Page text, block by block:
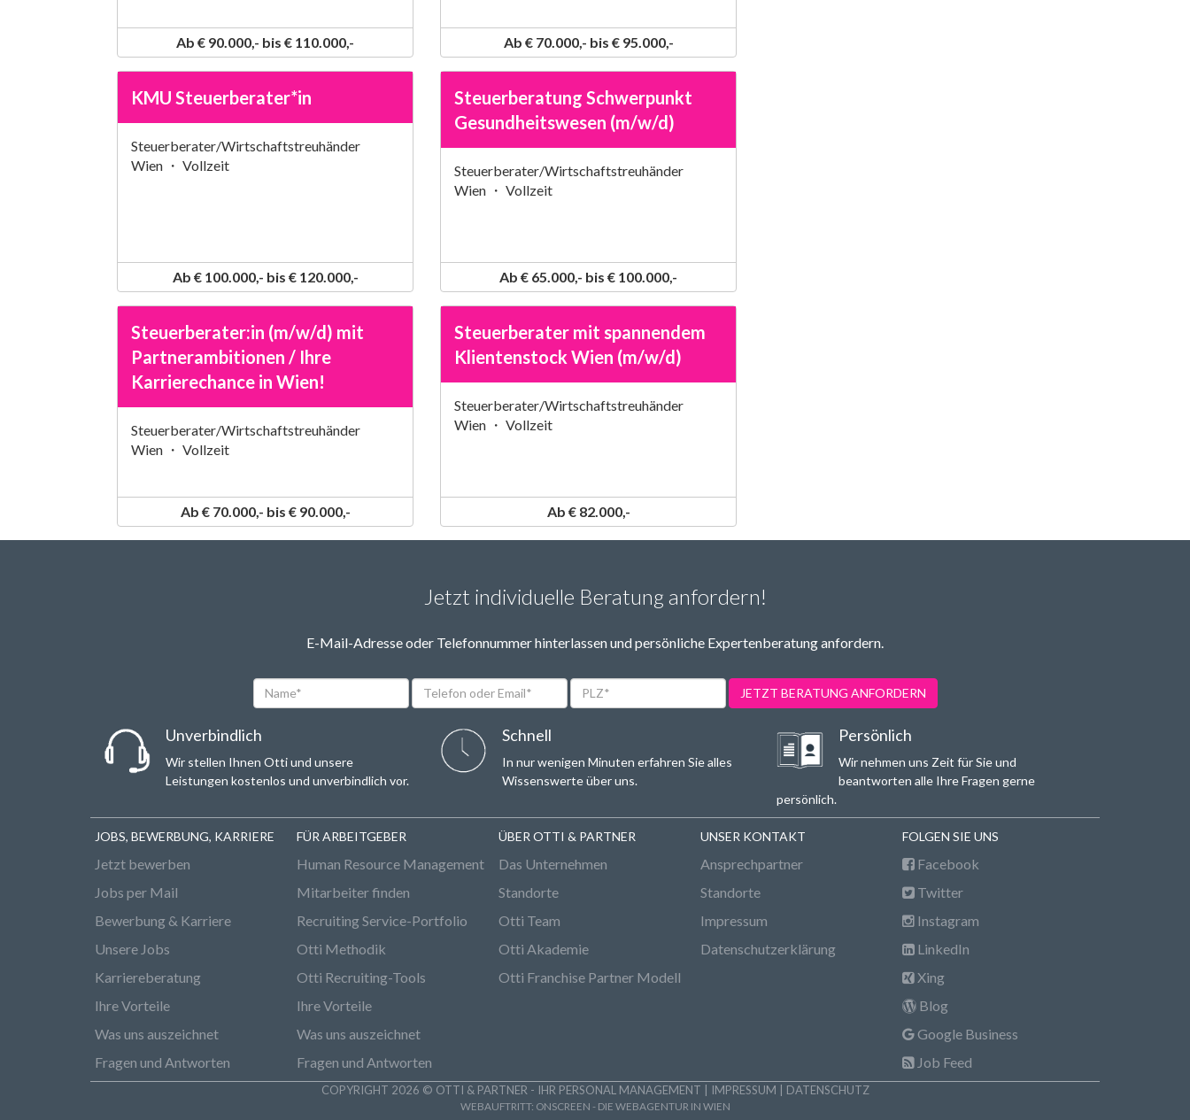
Ab € 90.000,- bis € 110.000,- Ab € 70.000,- bis € 95.000,-
KMU Steuerberater*in
Steuerberater/Wirtschaftstreuhänder
Wien ・ Vollzeit
Ab € 100.000,- bis € 120.000,-
Steuerberatung Schwerpunkt
Gesundheitswesen (m/w/d)
Steuerberater/Wirtschaftstreuhänder
Wien ・ Vollzeit
Ab € 65.000,- bis € 100.000,-
Steuerberater:in (m/w/d) mit
Partnerambitionen / Ihre
Karrierechance in Wien!
Steuerberater/Wirtschaftstreuhänder
Wien ・ Vollzeit
Ab € 70.000,- bis € 90.000,-
Steuerberater mit spannendem
Klientenstock Wien (m/w/d)
Steuerberater/Wirtschaftstreuhänder
Wien ・ Vollzeit
Ab € 82.000,-
Jetzt individuelle Beratung anfordern!
E-Mail-Adresse oder Telefonnummer hinterlassen und persönliche Expertenberatung anfordern.
Name*
Telefon
oder
PLZ* JETZT BERATUNG ANFORDERN
Unverbindlich
Wir stellen Ihnen Otti und unsere
Leistungen kostenlos und unverbindlich vor.
Schnell
In nur wenigen Minuten erfahren Sie alles
Wissenswerte über uns.
Persönlich
Wir nehmen uns Zeit für Sie und
beantworten alle Ihre Fragen gerne
persönlich.
JOBS, BEWERBUNG, KARRIERE
Jetzt bewerben
Jobs per Mail
Bewerbung & Karriere
Unsere Jobs
Karriereberatung
Ihre Vorteile
Was uns auszeichnet
Fragen und Antworten
FÜR ARBEITGEBER
Human Resource Management
Mitarbeiter finden
Recruiting Service-Portfolio
Otti Methodik
Otti Recruiting-Tools
Ihre Vorteile
Was uns auszeichnet
Fragen und Antworten
ÜBER OTTI & PARTNER
Das Unternehmen
Standorte
Otti Team
Otti Akademie
Otti Franchise Partner Modell
UNSER KONTAKT
Ansprechpartner
Standorte
Impressum
Datenschutzerklärung
FOLGEN SIE UNS
Facebook
Twitter
Instagram
LinkedIn
Xing
Blog
Google Business
Job Feed
COPYRIGHT 2026 © OTTI & PARTNER - IHR PERSONAL MANAGEMENT | IMPRESSUM DATENSCHUTZ
WEBAUFTRITT: ONSCREEN - DIE WEBAGENTUR IN WIEN